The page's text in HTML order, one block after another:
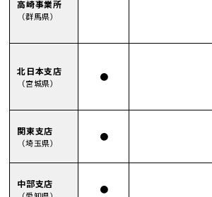
高崎事業所
（群馬県）
北日本支店
（宮城県）
●
関東支店
（埼玉県）
●
中部支店 ●